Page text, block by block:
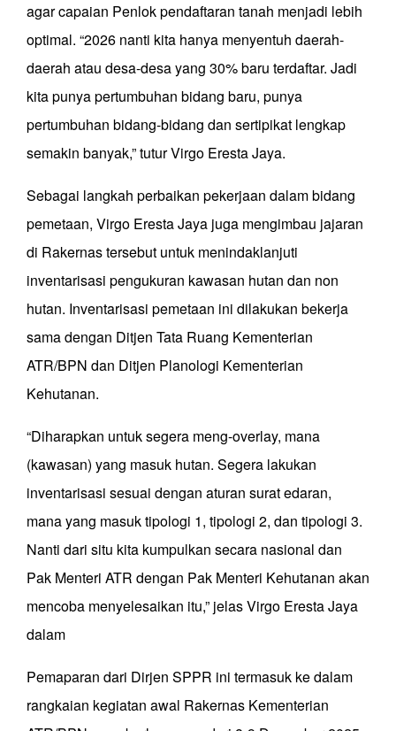
agar capaian Penlok pendaftaran tanah menjadi lebih
optimal. “2026 nanti kita hanya menyentuh daerah-
daerah atau desa-desa yang 30% baru terdaftar. Jadi
kita punya pertumbuhan bidang baru, punya
pertumbuhan bidang-bidang dan sertipikat lengkap
semakin banyak,” tutur Virgo Eresta Jaya.
Sebagai langkah perbaikan pekerjaan dalam bidang
pemetaan, Virgo Eresta Jaya juga mengimbau jajaran
di Rakernas tersebut untuk menindaklanjuti
inventarisasi pengukuran kawasan hutan dan non
hutan. Inventarisasi pemetaan ini dilakukan bekerja
sama dengan Ditjen Tata Ruang Kementerian
ATR/BPN dan Ditjen Planologi Kementerian
Kehutanan.
“Diharapkan untuk segera meng-overlay, mana
(kawasan) yang masuk hutan. Segera lakukan
inventarisasi sesuai dengan aturan surat edaran,
mana yang masuk tipologi 1, tipologi 2, dan tipologi 3.
Nanti dari situ kita kumpulkan secara nasional dan
Pak Menteri ATR dengan Pak Menteri Kehutanan akan
mencoba menyelesaikan itu,” jelas Virgo Eresta Jaya
dalam
Pemaparan dari Dirjen SPPR ini termasuk ke dalam
rangkaian kegiatan awal Rakernas Kementerian